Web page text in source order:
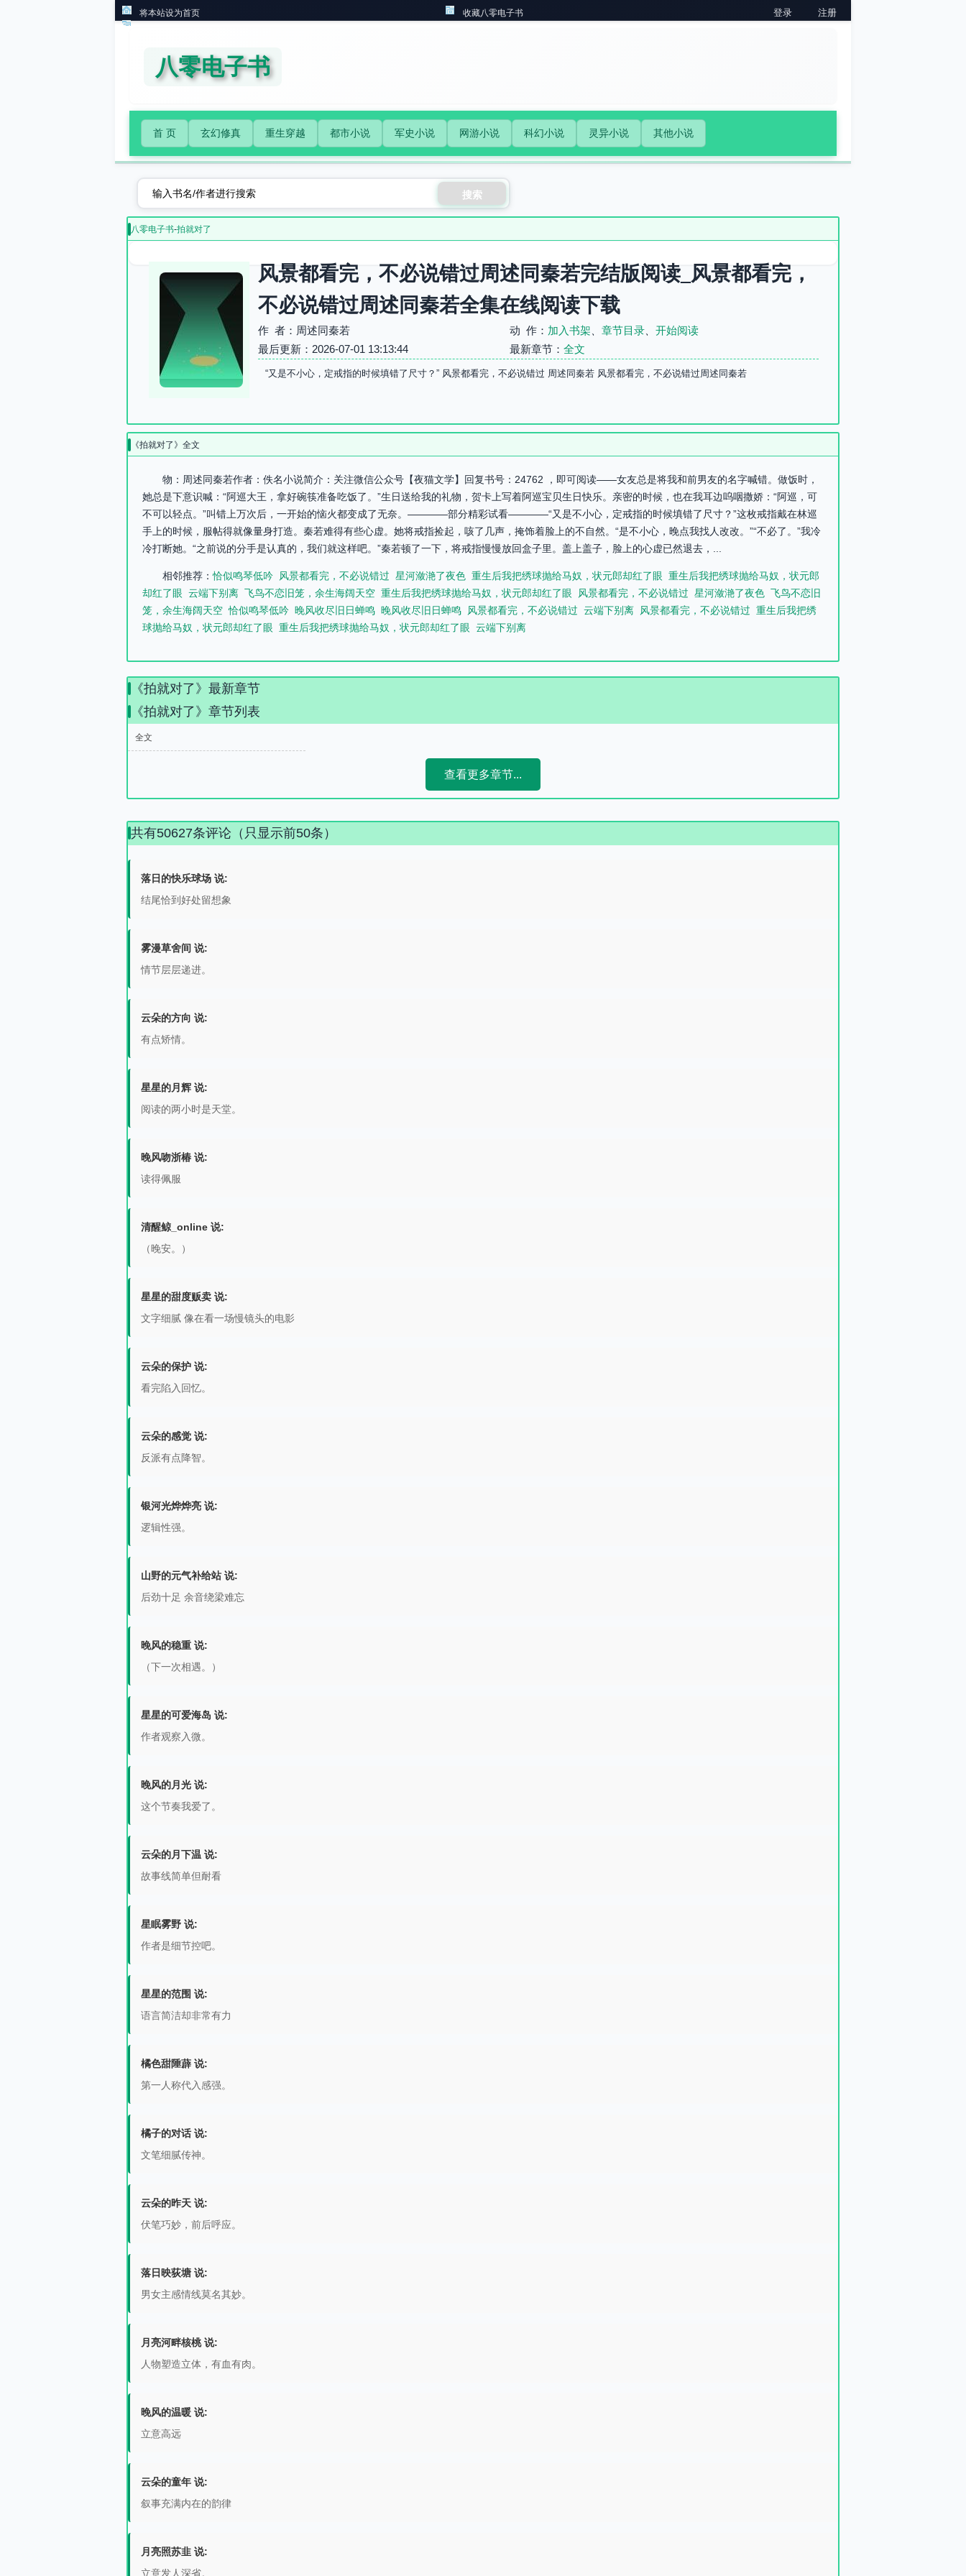
将本站设为首页 收藏八零电子书 登录 注册
八零电子书
首 页 玄幻修真 重生穿越 都市小说 军史小说 网游小说 科幻小说 灵异小说 其他小说
搜索
八零电子书-拍就对了
风景都看完，不必说错过周述同秦若完结版阅读_风景都看完，
不必说错过周述同秦若全集在线阅读下载
作 者：周述同秦若 动 作： 加入书架 章节目录
开始阅读
最后更新：2026-07-01 13:13:44
最新章节： 全文
“又是不小心，定戒指的时候填错了尺寸？” 风景都看完，不必说错过 周述同秦若 风景都看完，不必说错过周述同秦若
《拍就对了》全文
物：周述同秦若作者：佚名小说简介：关注微信公众号【夜猫文学】回复书号：24762 ，即可阅读——女友总是将我和前男友的名字喊错。做饭时，
她总是下意识喊：“阿巡大王，拿好碗筷准备吃饭了。”生日送给我的礼物，贺卡上写着阿巡宝贝生日快乐。亲密的时候，也在我耳边呜咽撒娇：“阿巡，可
不可以轻点。”叫错上万次后，一开始的恼火都变成了无奈。————部分精彩试看————“又是不小心，定戒指的时候填错了尺寸？”这枚戒指戴在林巡
手上的时候，服帖得就像量身打造。秦若难得有些心虚。她将戒指捡起，咳了几声，掩饰着脸上的不自然。“是不小心，晚点我找人改改。”“不必了。”我冷
冷打断她。“之前说的分手是认真的，我们就这样吧。”秦若顿了一下，将戒指慢慢放回盒子里。盖上盖子，脸上的心虚已然退去，...
相邻推荐：恰似鸣琴低吟 风景都看完，不必说错过 星河潋滟了夜色 重生后我把绣球抛给马奴，状元郎却红了眼 重生后我把绣球抛给马奴，状元郎
却红了眼 云端下别离 飞鸟不恋旧笼，余生海阔天空 重生后我把绣球抛给马奴，状元郎却红了眼 风景都看完，不必说错过 星河潋滟了夜色 飞鸟不恋旧
笼，余生海阔天空 恰似鸣琴低吟 晚风收尽旧日蝉鸣 晚风收尽旧日蝉鸣 风景都看完，不必说错过 云端下别离 风景都看完，不必说错过 重生后我把绣
球抛给马奴，状元郎却红了眼 重生后我把绣球抛给马奴，状元郎却红了眼 云端下别离
《拍就对了》最新章节
《拍就对了》章节列表
全文
查看更多章节...
共有50627条评论（只显示前50条）
落日的快乐球场 说:
结尾恰到好处留想象
雾漫草舍间 说:
情节层层递进。
云朵的方向 说:
有点矫情。
星星的月辉 说:
阅读的两小时是天堂。
晚风吻浙椿 说:
读得佩服
清醒鲸_online 说:
（晚安。）
星星的甜度贩卖 说:
文字细腻 像在看一场慢镜头的电影
云朵的保护 说:
看完陷入回忆。
云朵的感觉 说:
反派有点降智。
银河光烨烨亮 说:
逻辑性强。
山野的元气补给站 说:
后劲十足 余音绕梁难忘
晚风的稳重 说:
（下一次相遇。）
星星的可爱海岛 说:
作者观察入微。
晚风的月光 说:
这个节奏我爱了。
云朵的月下温 说:
故事线简单但耐看
星眠雾野 说:
作者是细节控吧。
星星的范围 说:
语言简洁却非常有力
橘色甜陲薜 说:
第一人称代入感强。
橘子的对话 说:
文笔细腻传神。
云朵的昨天 说:
伏笔巧妙，前后呼应。
落日映荻塘 说:
男女主感情线莫名其妙。
月亮河畔核桃 说:
人物塑造立体，有血有肉。
晚风的温暖 说:
立意高远
云朵的童年 说:
叙事充满内在的韵律
月亮照苏韭 说:
立意发人深省。